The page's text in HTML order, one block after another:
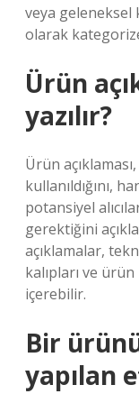
veya
olarak
Ürün
yazılır?
Ürün
kullanıldığını,
potansiyel
gerektiğini
açıklamalar,
kalıpları ve
içerebilir.
Bir
yapılan